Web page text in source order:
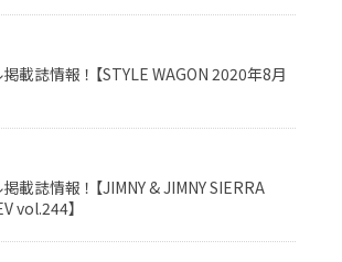
載誌情報 ！ 【STYLE WAGON 2020年8月
載誌情報 ！ 【JIMNY & JIMNY SIERRA
vol.244】